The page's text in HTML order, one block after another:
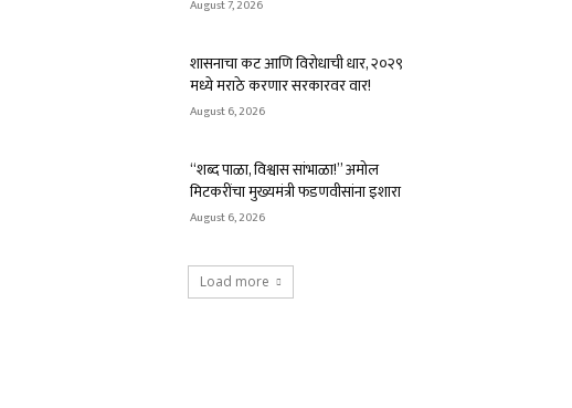
August 7, 2026
शासनाचा कट आणि विरोधाची धार, २०२९
मध्ये मराठे करणार सरकारवर वार!
August 6, 2026
“शब्द पाळा, विश्वास सांभाळा!” अमोल
मिटकरींचा मुख्यमंत्री फडणवीसांना इशारा
August 6, 2026
Load more